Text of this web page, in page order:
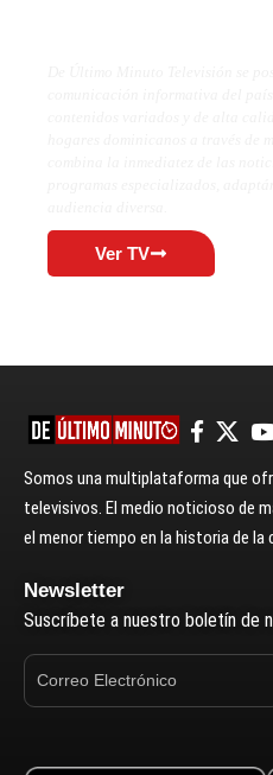
Ver TV
Somos una multiplataforma que
televisivos. El medio noticioso de
el menor tiempo en la historia de la
Newsletter
Suscríbete a nuestro boletín de